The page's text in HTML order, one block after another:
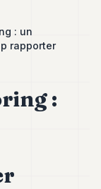
: un
rapporter
: